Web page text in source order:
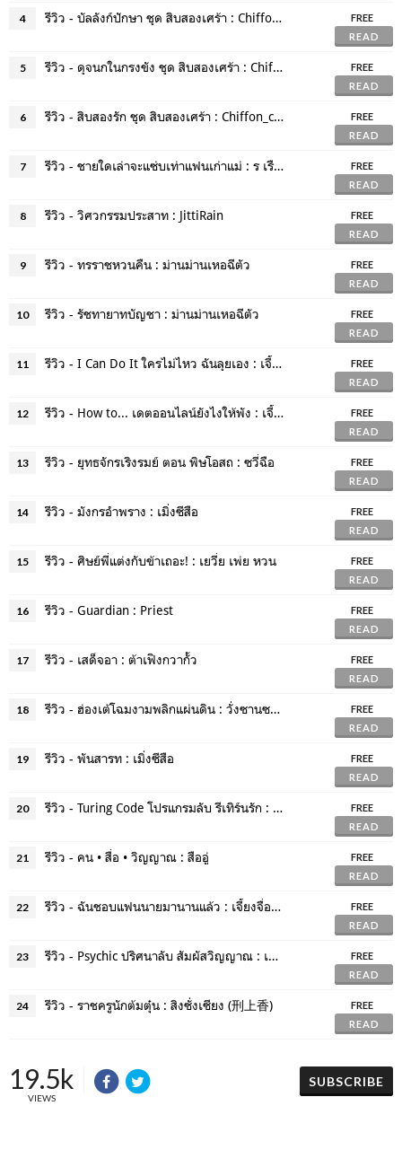
4 รีวิว - บัลลังก์ปักษา ชุด สิบสองเศร้า : Chiffon_cake
FREE
READ
5 รีวิว - ดุจนกในกรงขัง ชุด สิบสองเศร้า : Chiffon_cake
FREE
READ
6 รีวิว - สิบสองรัก ชุด สิบสองเศร้า : Chiffon_cake
FREE
READ
7 รีวิว - ชายใดเล่าจะแซ่บเท่าแฟนเก่าแม่ : ร เรือในมหาสมุท
FREE
READ
8 รีวิว - วิศวกรรมประสาท : JittiRain
FREE
READ
9 รีวิว - ทรราชหวนคืน : ม่านม่านเหอฉีตัว
FREE
READ
10 รีวิว - รัชทายาทบัญชา : ม่านม่านเหอฉีตัว
FREE
READ
11 รีวิว - I Can Do It ใครไม่ไหว ฉันลุยเอง : เจี้ยงจื่อเป้ย
FREE
READ
12 รีวิว - How to... เดตออนไลน์ยังไงให้พัง : เจี้ยงจื่อเป้ย
FREE
READ
13 รีวิว - ยุทธจักรเริงรมย์ ตอน พิษโอสถ : ซวี่ฉือ
FREE
READ
14 รีวิว - มังกรอำพราง : เมิ่งซีสือ
FREE
READ
15 รีวิว - ศิษย์พี่แต่งกับข้าเถอะ! : เยวี่ย เพ่ย หวน
FREE
READ
16 รีวิว - Guardian : Priest
FREE
READ
17 รีวิว - เสด็จอา : ต้าเฟิงกวากั้ว
FREE
READ
18 รีวิว - ฮ่องเต้โฉมงามพลิกแผ่นดิน : วั่งซานซาน
FREE
READ
19 รีวิว - พันสารท : เมิ่งซีสือ
FREE
READ
20 รีวิว - Turing Code โปรแกรมลับ รีเทิร์นรัก : เฟยเทียนเย่เสียง
FREE
READ
21 รีวิว - คน • สื่อ • วิญญาณ : สืออู่
FREE
READ
22 รีวิว - ฉันชอบแฟนนายมานานแล้ว : เจี้ยงจื่อเป้ย
FREE
READ
23 รีวิว - Psychic ปริศนาลับ สัมผัสวิญญาณ : เฟิงหลิวซูไต
FREE
READ
24 รีวิว - ราชครูนักต้มตุ๋น : สิงซั่งเซียง (刑上香)
FREE
READ
19.5k
VIEWS
SUBSCRIBE